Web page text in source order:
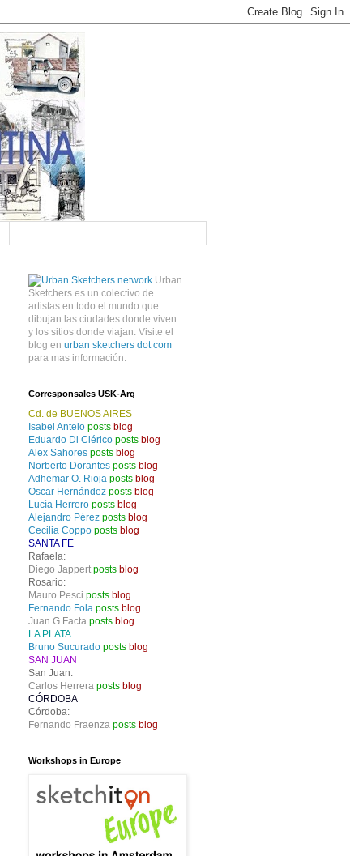
Urban
Sketchers es un colectivo de
artistas en todo el mundo que
dibujan las ciudades donde viven
y los sitios donde viajan. Visite el
blog en urban sketchers dot com
para mas información.
Corresponsales USK-Arg
Cd. de BUENOS AIRES
Isabel Antelo posts blog
Eduardo Di Clérico posts blog
Alex Sahores posts blog
Norberto Dorantes posts blog
Adhemar O. Rioja posts blog
Oscar Hernández posts blog
Lucía Herrero posts blog
Alejandro Pérez posts blog
Cecilia Coppo posts blog
SANTA FE
Rafaela:
Diego Jappert posts blog
Rosario:
Mauro Pesci posts blog
Fernando Fola posts blog
Juan G Facta posts blog
LA PLATA
Bruno Sucurado posts blog
SAN JUAN
San Juan:
Carlos Herrera posts blog
CÓRDOBA
Córdoba:
Fernando Fraenza posts blog
Workshops in Europe